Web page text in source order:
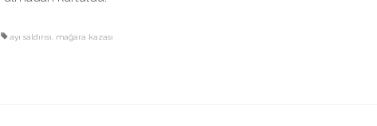
ayı saldırısı mağara kazası